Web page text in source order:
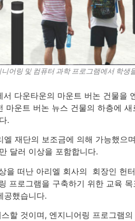
어링 및 컴퓨터 과학 프로그램에서 학생
다운타운의 마운트 버논 건물
마운트 버논 뉴스 건물의 하층에
.
재단의 보조금에 의해 가능했으
달러 이상을 포함합니다.
을 떠난 아리엘 회사의 회장인 헌
프로그램을 구축하기 위한 교육
공했습니다.
할 것이며, 엔지니어링 프로그램